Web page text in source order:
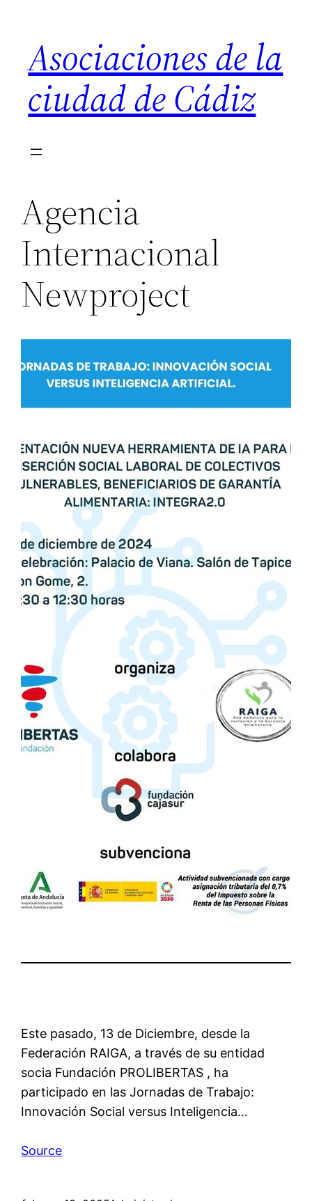
contenido
Asociaciones de la
ciudad de Cádiz
Agencia
Internacional
Newproject
Este pasado, 13 de Diciembre, desde la
Federación RAIGA, a través de su entidad
socia Fundación PROLIBERTAS , ha
participado en las Jornadas de Trabajo:
Innovación Social versus Inteligencia…
Source